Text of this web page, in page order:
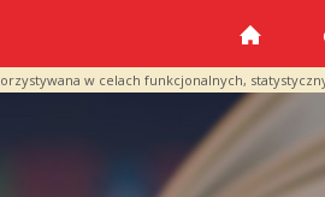
w celach funkcjonalnych,